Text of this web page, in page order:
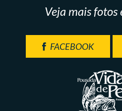
Veja mais fotos
FACEBOOK